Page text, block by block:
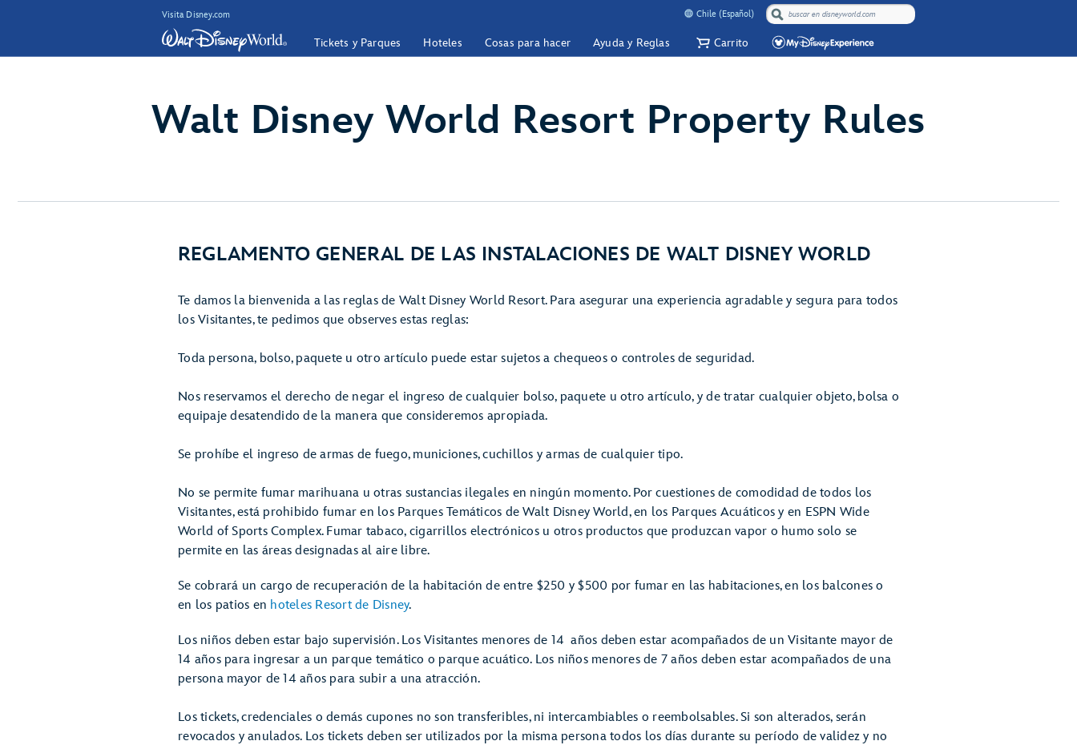
Visita Disney.com Chile (Español)
Tickets y Parques Hoteles Cosas para hacer Ayuda y Reglas Carrito
Walt Disney World Resort Property Rules
REGLAMENTO GENERAL DE LAS INSTALACIONES DE WALT DISNEY WORLD
Te damos la bienvenida a las reglas de Walt Disney World Resort. Para asegurar una experiencia agradable y segura para todos
los Visitantes, te pedimos que observes estas reglas:
Toda persona, bolso, paquete u otro artículo puede estar sujetos a chequeos o controles de seguridad.
Nos reservamos el derecho de negar el ingreso de cualquier bolso, paquete u otro artículo, y de tratar cualquier objeto, bolsa o
equipaje desatendido de la manera que consideremos apropiada.
Se prohíbe el ingreso de armas de fuego, municiones, cuchillos y armas de cualquier tipo.
No se permite fumar marihuana u otras sustancias ilegales en ningún momento. Por cuestiones de comodidad de todos los
Visitantes, está prohibido fumar en los Parques Temáticos de Walt Disney World, en los Parques Acuáticos y en ESPN Wide
World of Sports Complex. Fumar tabaco, cigarrillos electrónicos u otros productos que produzcan vapor o humo solo se
permite en las áreas designadas al aire libre.
Se cobrará un cargo de recuperación de la habitación de entre $250 y $500 por fumar en las habitaciones, en los balcones o
en los patios en hoteles Resort de Disney.
Los niños deben estar bajo supervisión. Los Visitantes menores de 14 años deben estar acompañados de un Visitante mayor de
14 años para ingresar a un parque temático o parque acuático. Los niños menores de 7 años deben estar acompañados de una
persona mayor de 14 años para subir a una atracción.
Los tickets, credenciales o demás cupones no son transferibles, ni intercambiables o reembolsables. Si son alterados, serán
revocados y anulados. Los tickets deben ser utilizados por la misma persona todos los días durante su período de validez y no